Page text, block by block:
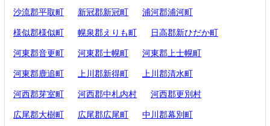
沙流郡平取町 新冠郡新冠町 浦河郡浦河町
様似郡様似町 幌泉郡えりも町 日高郡新ひだか町
河東郡音更町 河東郡士幌町 河東郡上士幌町
河東郡鹿追町 上川郡新得町 上川郡清水町
河西郡芽室町 河西郡中札内村 河西郡更別村
広尾郡大樹町 広尾郡広尾町 中川郡幕別町